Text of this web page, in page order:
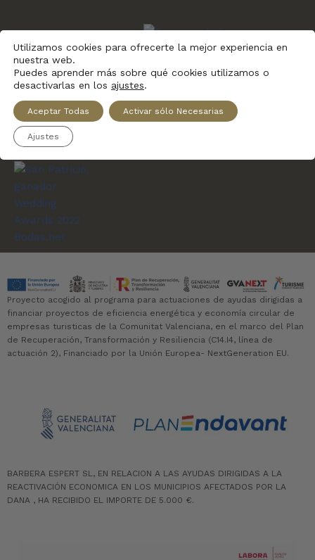
2022
San Patricio
Restaurant Guru
Proyecto acogido al programa para actuaciones de ayudas dirigidas a
financiar proyectos de eficiencia energética y economía circular de
empresas turisticas de la Comunitat Valenciana, en el marco del Plan
de Recuperación, Transformación y Resiliencia (C14.I4, línea de
actuación 2), Financiado por la Unión Europea- NextGeneration EU.
BARBERA ESPERT SL, EN RELACION A LAS AYUDAS DIRIGIDAS A LA
REACTIVACIÓN ECONOMICA EN LOS MUNICIPIOS AFECTADOS POR LA
DANA , HA RECIBIDO EL IMPORTE DE 5.000 €.
Utilizamos cookies para ofrecerte la mejor experiencia en
nuestra web.
Puedes aprender más sobre qué cookies utilizamos o
desactivarlas en los ajustes.
Aceptar Todas Activar sólo Necesarias
Ajustes